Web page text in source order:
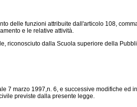
delle funzioni attribuite dall'articolo 108,
e le relative attività.
dalla Scuola superiore della
marzo 1997,n. 6, e successive modifiche ed
previste dalla presente legge.